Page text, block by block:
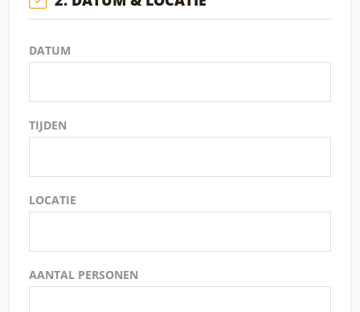
DATUM
TIJDEN
LOCATIE
AANTAL PERSONEN